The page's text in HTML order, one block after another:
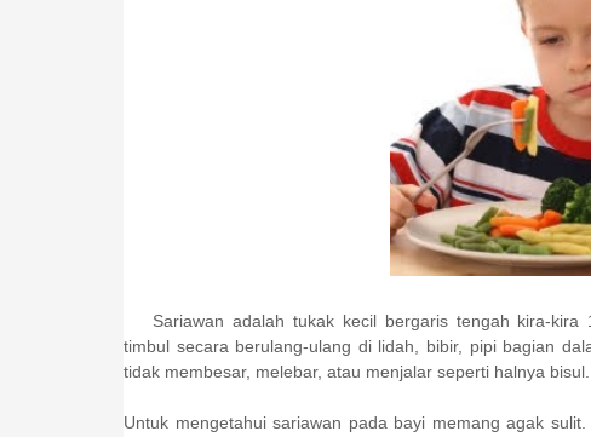
Sariawan adalah tukak kecil bergaris tengah kira-
timbul secara berulang-ulang di lidah, bibir, pipi bagian
tidak membesar, melebar, atau menjalar seperti halnya bisul.
Untuk mengetahui sariawan pada bayi memang agak sulit.